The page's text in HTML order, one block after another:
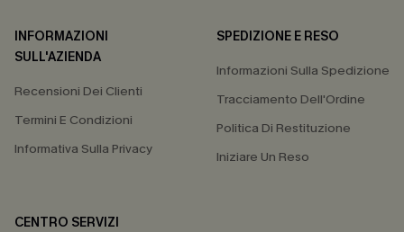
INFORMAZIONI
SULL'AZIENDA
Recensioni Dei Clienti
Termini E Condizioni
Informativa Sulla Privacy
SPEDIZIONE E RESO
Informazioni Sulla Spedizione
Tracciamento Dell'Ordine
Politica Di Restituzione
Iniziare Un Reso
CENTRO SERVIZI